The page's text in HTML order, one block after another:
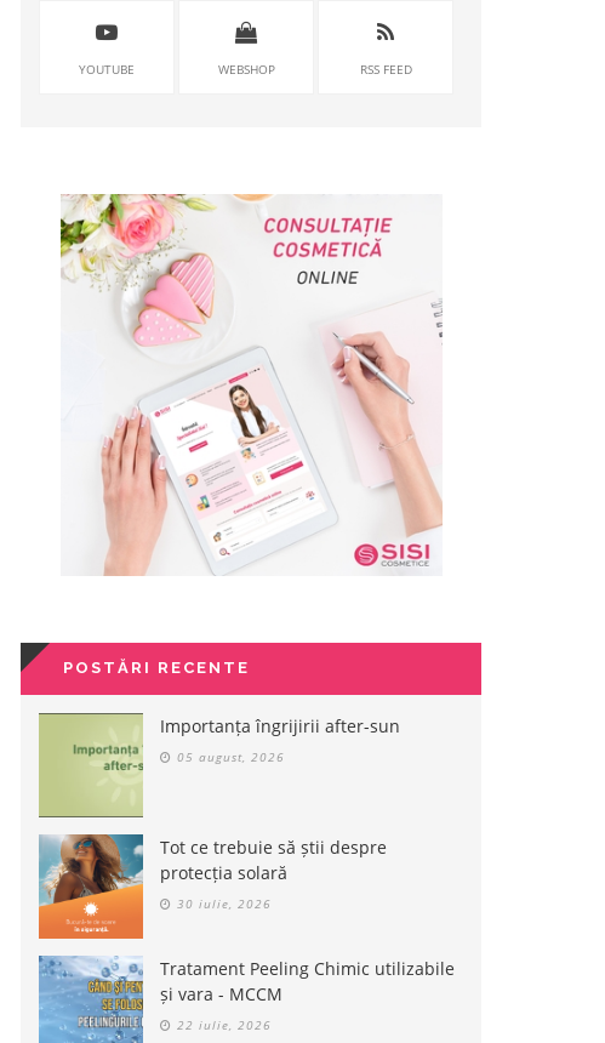
YOUTUBE WEBSHOP RSS FEED
POSTĂRI RECENTE
Importanța îngrijirii after-sun
05 august, 2026
Tot ce trebuie să știi despre
protecția solară
30 iulie, 2026
Tratament Peeling Chimic utilizabile
și vara - MCCM
22 iulie, 2026